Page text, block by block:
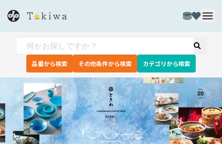
品番から検索 その他条件から検索 カテゴリから検索